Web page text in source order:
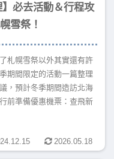
】必去活動＆行程攻
雪祭！
札幌雪祭以外其實還有許
期間限定的活動一篇整理
，預計冬季期間造訪北海
前準備優惠機票：查飛新
2026.05.18